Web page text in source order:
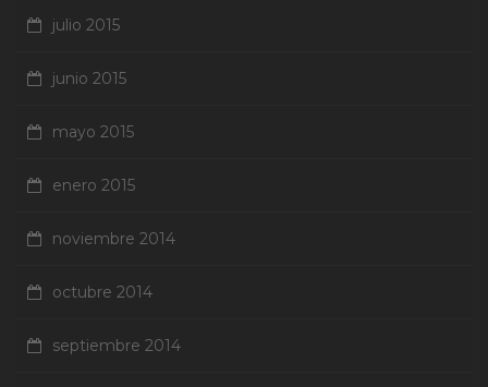
julio 2015
junio 2015
mayo 2015
enero 2015
noviembre 2014
octubre 2014
septiembre 2014